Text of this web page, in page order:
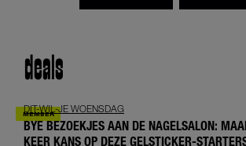
deals
DIT-WIL-JE WOENSDAG
BYE BEZOEKJES AAN DE NAGELSALON:
KEER KANS OP DEZE GELSTICKER-